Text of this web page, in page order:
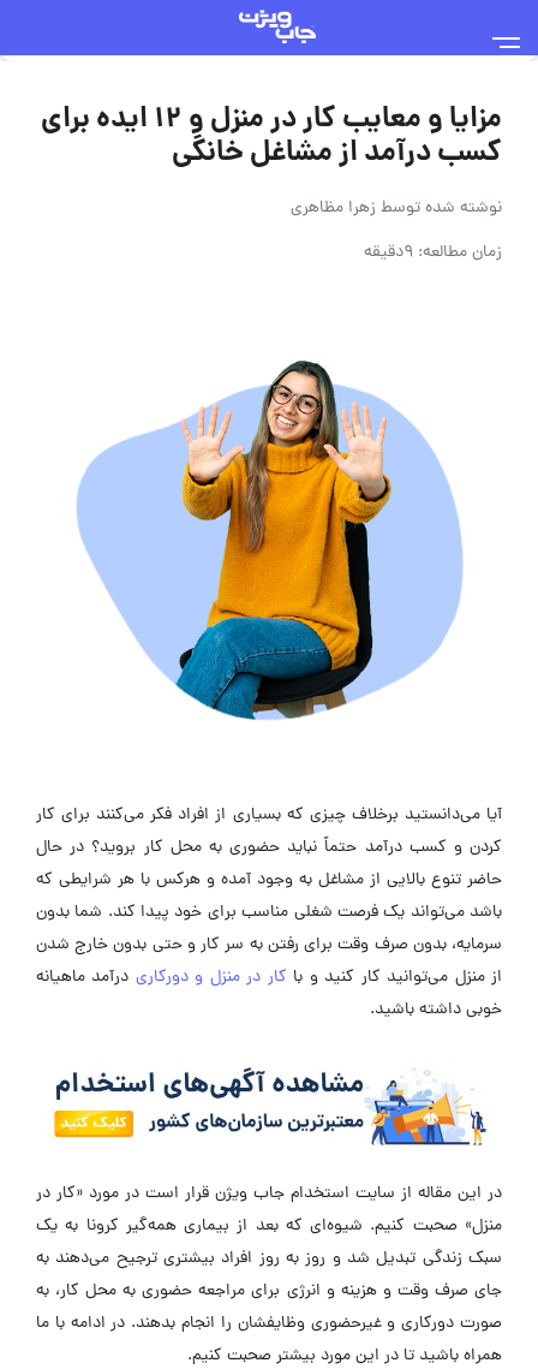
مزایا و معایب کار در منزل و 12 ایده برای
کسب درآمد از مشاغل خانگی
نوشته شده توسط زهرا مظاهری
زمان مطالعه: 9دقیقه
آیا می‌دانستید برخلاف چیزی که بسیاری از افراد فکر می‌‌کنند برای کار
کردن و کسب درآمد حتماً نباید حضوری به محل کار بروید؟ در حال
حاضر تنوع بالایی از مشاغل به وجود آمده و هرکس با هر شرایطی که
باشد می‌تواند یک فرصت شغلی مناسب برای خود پیدا کند. شما بدون
سرمایه، بدون صرف وقت برای رفتن به سر کار و حتی بدون خارج شدن
از منزل می‌توانید کار کنید و با کار در منزل و دورکاری درآمد ماهیانه
خوبی داشته باشید.
در این مقاله از سایت استخدام جاب ویژن قرار است در مورد «کار در
منزل» صحبت کنیم. شیوه‌ای که بعد از بیماری همه‌گیر کرونا به یک
سبک زندگی تبدیل شد و روز به روز افراد بیشتری ترجیح می‌دهند به
جای صرف وقت و هزینه و انرژی برای مراجعه حضوری به محل کار، به
صورت دورکاری و غیرحضوری وظایفشان را انجام بدهند. در ادامه با ما
همراه باشید تا در این مورد بیشتر صحبت کنیم.